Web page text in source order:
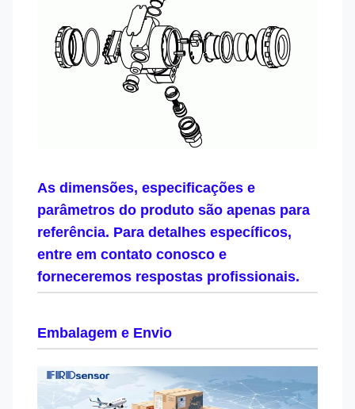
As dimensões, especificações e
parâmetros do produto são apenas para
referência. Para detalhes específicos,
entre em contato conosco e
forneceremos respostas profissionais.
Embalagem e Envio